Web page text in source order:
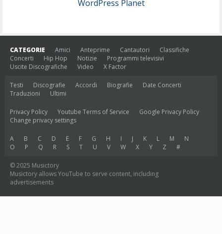
WordPress Planet
CATEGORIE Amici Anteprime Cantautori
Classifiche
Concerti
Hip Hop Notizie
Programmi televisivi
Uscite Discografiche
Video X Factor
Testi Discografie Accordi Biografie
Date Concerti
Traduzioni
Ultimi
Privacy Policy Youtube Terms of Service
Google Privacy Policy
Change privacy settings
A B C D E F G H I J K L M
N
O
P Q R S T U V W X Y Z #
© 2025 Musictory
Musictory allows YouTube to serve content, including
advertisements